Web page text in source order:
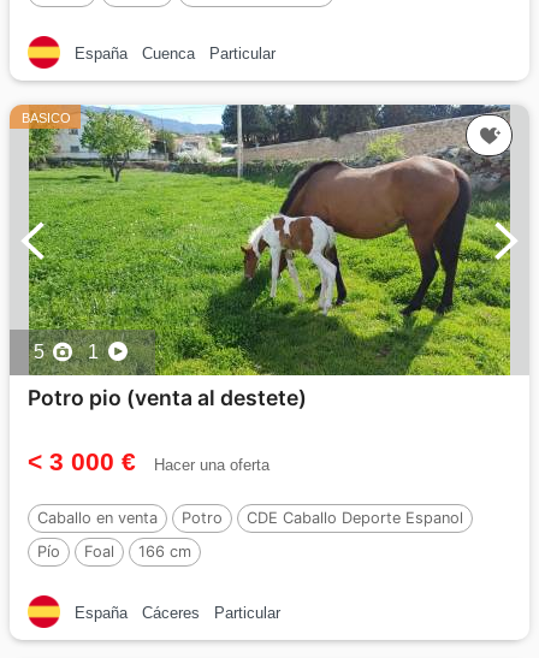
España Cuenca Particular
BASICO
5 1
Potro pio (venta al destete)
< 3 000 € Hacer una oferta
Caballo en venta Potro
CDE Caballo Deporte Espanol
Pío
Foal 166 cm
España Cáceres Particular